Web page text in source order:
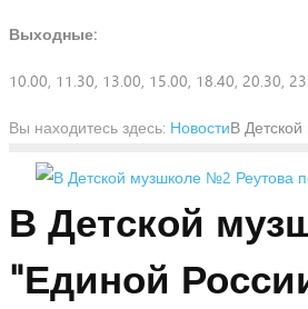
Выходные:
10.00, 11.30, 13.00, 15.00, 18.40, 20.30,
Вы находитесь здесь: НовостиВ
В Детской
"Единой